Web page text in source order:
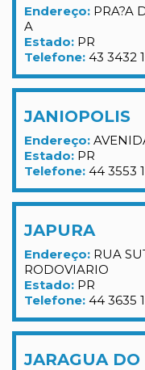
Endereço: PRA?A
A
Estado: PR
Telefone: 43 3432
JANIOPOLIS
Endereço:
Estado: PR
Telefone: 44 3553
JAPURA
Endereço: RUA
RODOVIARIO
Estado: PR
Telefone: 44 3635
JARAGUA DO